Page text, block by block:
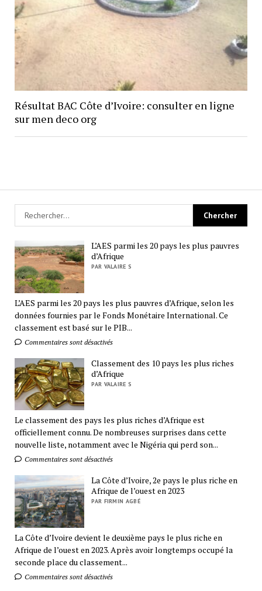
Résultat BAC Côte d’Ivoire: consulter en ligne
sur men deco org
L’AES parmi les 20 pays les plus pauvres
d’Afrique
PAR VALAIRE S
L’AES parmi les 20 pays les plus pauvres d’Afrique, selon les
données fournies par le Fonds Monétaire International. Ce
classement est basé sur le PIB...
Commentaires sont désactivés
Classement des 10 pays les plus riches
d’Afrique
PAR VALAIRE S
Le classement des pays les plus riches d’Afrique est
officiellement connu. De nombreuses surprises dans cette
nouvelle liste, notamment avec le Nigéria qui perd son...
Commentaires sont désactivés
La Côte d’Ivoire, 2e pays le plus riche en
Afrique de l’ouest en 2023
PAR FIRMIN AGBÉ
La Côte d’Ivoire devient le deuxième pays le plus riche en
Afrique de l’ouest en 2023. Après avoir longtemps occupé la
seconde place du classement...
Commentaires sont désactivés